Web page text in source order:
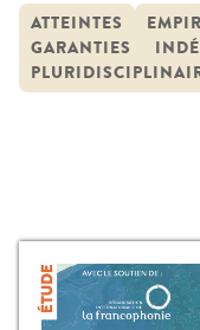
portugais
judiciary in the
FOREWORD AND
de la justicia en el
de protección
ATTEINTES
GARANTIES